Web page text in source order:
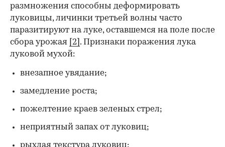
размножения способны деформировать
луковицы, личинки третьей волны часто
паразитируют на луке, оставшемся на поле после
сбора урожая [2] . Признаки поражения лука
луковой мухой:
внезапное увядание;
замедление роста;
пожелтение краев зеленых стрел;
неприятный запах от луковиц;